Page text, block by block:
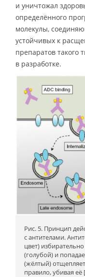
и уничтожал
определённого
молекулы,
устойчивых к
препаратов такого
в разработке.
Рис. 5. Принцип
с антителами.
цвет)
(голубой) и
(жёлтый)
правило, убивая её